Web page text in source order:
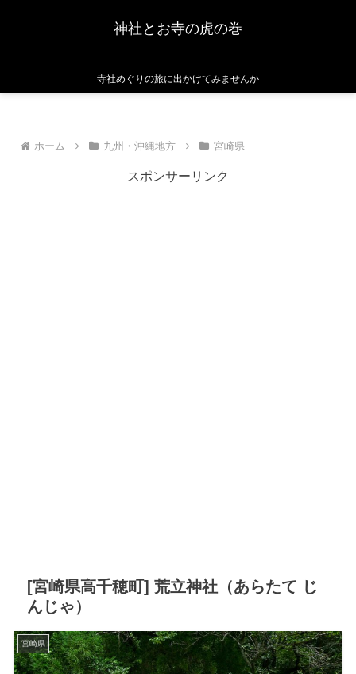
神社とお寺の虎の巻
寺社めぐりの旅に出かけてみませんか
ホーム 九州・沖縄地方 宮崎県
スポンサーリンク
[宮崎県高千穂町] 荒立神社（あらたて じ
んじゃ）
宮崎県